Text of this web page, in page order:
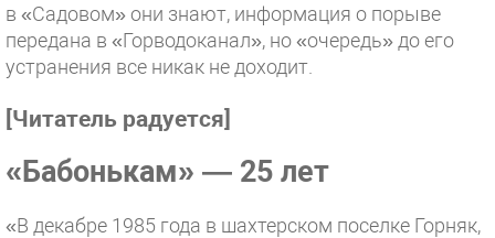
в «Садовом» они знают, информация о порыве
передана в «Горводоканал», но «очередь» до его
устранения все никак не доходит.
[Читатель радуется]
«Бабонькам» — 25 лет
«В декабре 1985 года в шахтерском поселке Горняк,